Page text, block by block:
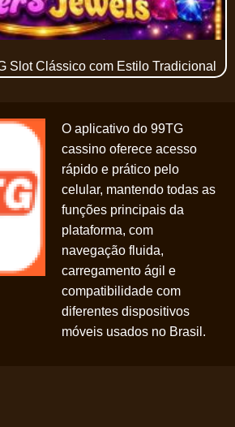
Slot Clássico com Estilo Tradicional
O aplicativo do 99TG
cassino oferece acesso
rápido e prático pelo
celular, mantendo todas as
funções principais da
plataforma, com
navegação fluida,
carregamento ágil e
compatibilidade com
diferentes dispositivos
móveis usados no Brasil.